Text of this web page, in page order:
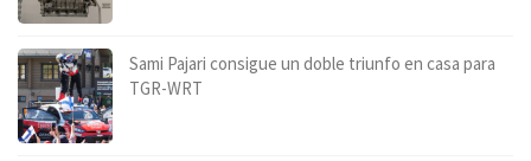
Sami Pajari consigue un doble triunfo en casa para
TGR-WRT